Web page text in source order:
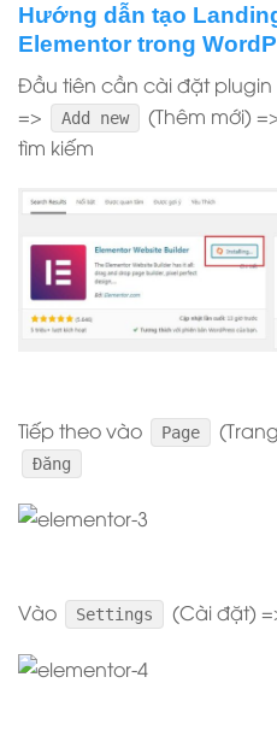
Hướng dẫn tạo
Elementor trong
Đầu tiên cần cài đặt
=> Add new (Thêm mới)
tìm kiếm
Tiếp theo vào Page
Đăng
Vào Settings (Cài đặt)